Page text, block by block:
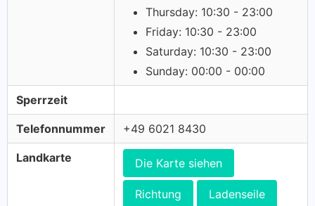
Thursday: 10:30 - 23:00
Friday: 10:30 - 23:00
Saturday: 10:30 - 23:00
Sunday: 00:00 - 00:00
Sperrzeit
Telefonnummer +49 6021 8430
Landkarte Die Karte siehen
Richtung Ladenseile